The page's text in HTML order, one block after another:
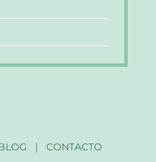
| CONTACTO